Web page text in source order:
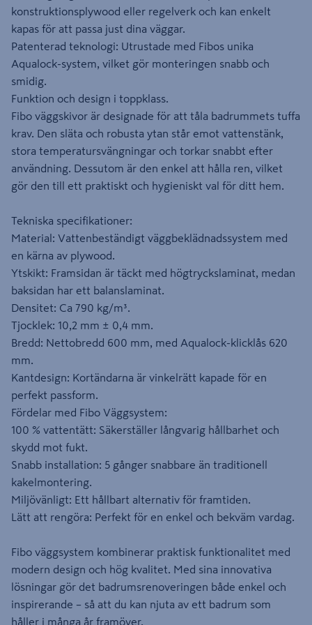
konstruktionsplywood eller regelverk och kan enkelt
kapas för att passa just dina väggar.
Patenterad teknologi: Utrustade med Fibos unika
Aqualock-system, vilket gör monteringen snabb och
smidig.
Funktion och design i toppklass.
Fibo väggskivor är designade för att tåla badrummets tuffa
krav. Den släta och robusta ytan står emot vattenstänk,
stora temperatursvängningar och torkar snabbt efter
användning. Dessutom är den enkel att hålla ren, vilket
gör den till ett praktiskt och hygieniskt val för ditt hem.
Tekniska specifikationer:
Material: Vattenbeständigt väggbeklädnadssystem med
en kärna av plywood.
Ytskikt: Framsidan är täckt med högtryckslaminat, medan
baksidan har ett balanslaminat.
Densitet: Ca 790 kg/m³.
Tjocklek: 10,2 mm ± 0,4 mm.
Bredd: Nettobredd 600 mm, med Aqualock-klicklås 620
mm.
Kantdesign: Kortändarna är vinkelrätt kapade för en
perfekt passform.
Fördelar med Fibo Väggsystem:
100 % vattentätt: Säkerställer långvarig hållbarhet och
skydd mot fukt.
Snabb installation: 5 gånger snabbare än traditionell
kakelmontering.
Miljövänligt: Ett hållbart alternativ för framtiden.
Lätt att rengöra: Perfekt för en enkel och bekväm vardag.
Fibo väggsystem kombinerar praktisk funktionalitet med
modern design och hög kvalitet. Med sina innovativa
lösningar gör det badrumsrenoveringen både enkel och
inspirerande – så att du kan njuta av ett badrum som
håller i många år framöver.